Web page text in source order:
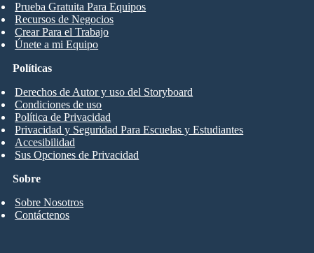
Prueba Gratuita Para Equipos
Recursos de Negocios
Crear Para el Trabajo
Únete a mi Equipo
Sobre
Sobre Nosotros
Contáctenos
Políticas
Derechos de Autor y uso del Storyboard
Condiciones de uso
Política de Privacidad
Privacidad y Seguridad Para Escuelas y Estudiantes
Accesibilidad
Sus Opciones de Privacidad